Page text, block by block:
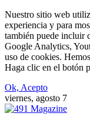
Nuestro sitio web
experiencia y para
también puede incluir
Google Analytics,
uso de cookies.
Haga clic en el botón
Ok, Acepto
viernes, agosto 7